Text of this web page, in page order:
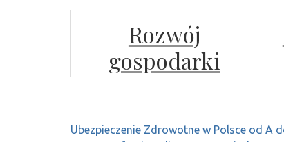
do chleba
Rozwój
gospodarki
cyfrowej – jakie
Nawigacja
Ubezpieczenie Zdrowotne w Polsce od A